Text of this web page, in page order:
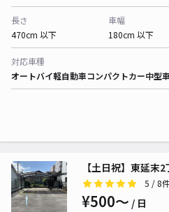
長さ
470cm 以下
車幅
180cm 以下
対応車種
オートバイ軽自動車コンパクトカー中型車
【土日祝】東延末
5 / 8
¥500〜 / 日